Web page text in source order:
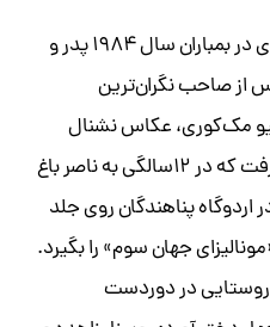
پیش از آن‌که جنگنده‌های شوروی در بمباران ‌سال ۱۹۸۴ پدر و
از صاحب نگران‌ترین
مک‌کوری، عکاس نشنال
جئوگرافیک، زمانی از او عکس گرفت که در ۱۲سالگی به ناصر باغ
پناهندگان روی جلد
جهان سوم» را بگیرد.
به روستایی در دوردست